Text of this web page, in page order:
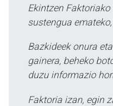
Ekintzen
sustengua
Bazkideek onura
gainera, beheko
duzu informazio
Faktoria izan, egin